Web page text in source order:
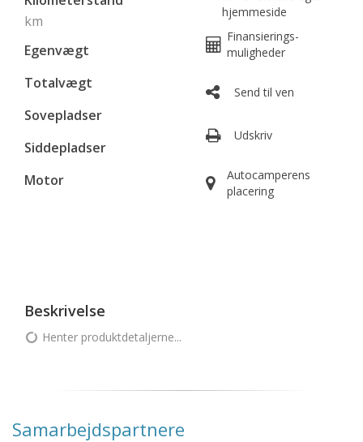
km
Egenvægt
Totalvægt
Sovepladser
Siddepladser
Motor
hjemmeside
Finansierings-
muligheder
Send til ven
Udskriv
Autocamperens
placering
Beskrivelse
Henter produktdetaljerne...
Samarbejdspartnere